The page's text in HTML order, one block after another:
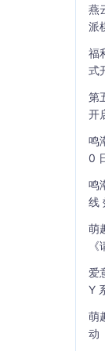
燕
派
福
式
第
开
鸣
0
鸣
线
萌
爱
Y
萌
动